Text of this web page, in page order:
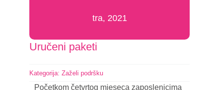
tra, 2021
Uručeni paketi
Kategorija: Zaželi podršku
Početkom četvrtog mjeseca zaposlenicima